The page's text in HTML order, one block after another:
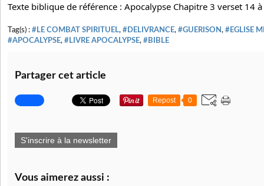
Texte biblique de référence : Apocalypse Chapitre 3 verset 14
Tag(s) : #LE COMBAT SPIRITUEL, #DELIVRANCE, #GUERISON, #EGLISE
#APOCALYPSE, #LIVRE APOCALYPSE, #BIBLE
Partager cet article
Repost 0
S'inscrire à la newsletter
Vous aimerez aussi :